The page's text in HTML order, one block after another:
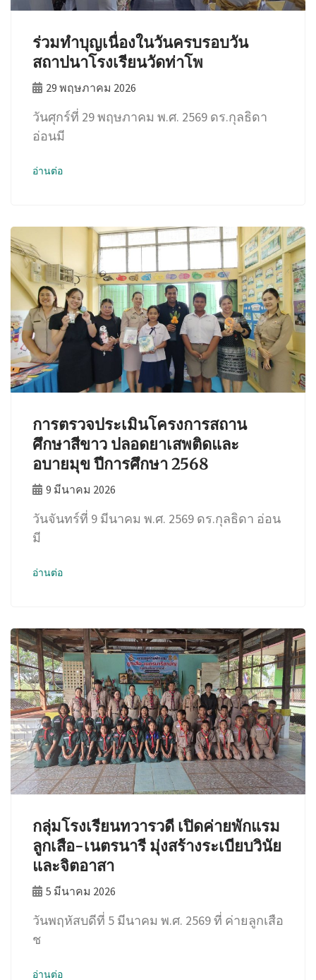
ร่วมทำบุญเนื่องในวันครบรอบวัน
สถาปนาโรงเรียนวัดท่าโพ
29 พฤษภาคม 2026
วันศุกร์ที่ 29 พฤษภาคม พ.ศ. 2569 ดร.กุลธิดา
อ่อนมี
อ่านต่อ
การตรวจประเมินโครงการสถาน
ศึกษาสีขาว ปลอดยาเสพติดและ
อบายมุข ปีการศึกษา 2568
9 มีนาคม 2026
วันจันทร์ที่ 9 มีนาคม พ.ศ. 2569 ดร.กุลธิดา อ่อน
มี
อ่านต่อ
กลุ่มโรงเรียนทวารวดี เปิดค่ายพักแรม
ลูกเสือ-เนตรนารี มุ่งสร้างระเบียบวินัย
และจิตอาสา
5 มีนาคม 2026
วันพฤหัสบดีที่ 5 มีนาคม พ.ศ. 2569 ที่ ค่ายลูกเสือ
ช
อ่านต่อ